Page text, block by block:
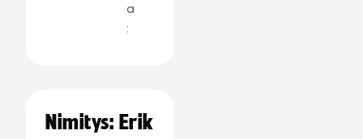
a
:
Nimitys: Erik